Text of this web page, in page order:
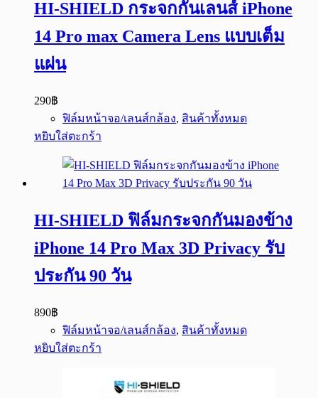
HI-SHIELD กระจกกันเลนส์ iPhone
14 Pro max Camera Lens แบบเต็ม
แผ่น
290฿
ฟิล์มหน้าจอ/เลนส์กล้อง, สินค้าทั้งหมด
หยิบใส่ตะกร้า
HI-SHIELD ฟิล์มกระจกกันมองข้าง
iPhone 14 Pro Max 3D Privacy รับ
ประกัน 90 วัน
890฿
ฟิล์มหน้าจอ/เลนส์กล้อง, สินค้าทั้งหมด
หยิบใส่ตะกร้า